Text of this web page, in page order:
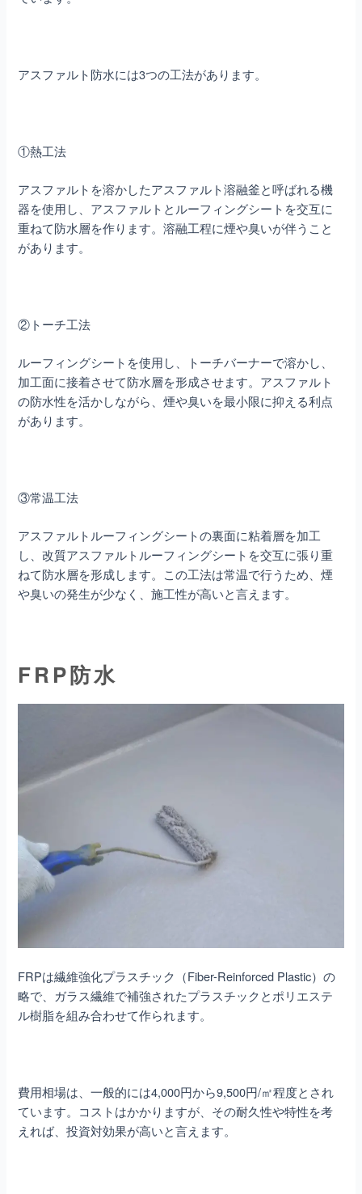
アスファルト防水には3つの工法があります。
①熱工法
アスファルトを溶かしたアスファルト溶融釜と呼ばれる機
器を使用し、アスファルトとルーフィングシートを交互に
重ねて防水層を作ります。溶融工程に煙や臭いが伴うこと
があります。
②トーチ工法
ルーフィングシートを使用し、トーチバーナーで溶かし、
加工面に接着させて防水層を形成させます。アスファルト
の防水性を活かしながら、煙や臭いを最小限に抑える利点
があります。
③常温工法
アスファルトルーフィングシートの裏面に粘着層を加工
し、改質アスファルトルーフィングシートを交互に張り重
ねて防水層を形成します。この工法は常温で行うため、煙
や臭いの発生が少なく、施工性が高いと言えます。
FRP防水
FRPは繊維強化プラスチック（Fiber-Reinforced Plastic）の
略で、ガラス繊維で補強されたプラスチックとポリエステ
ル樹脂を組み合わせて作られます。
費用相場は、一般的には4,000円から9,500円/㎡程度とされ
ています。コストはかかりますが、その耐久性や特性を考
えれば、投資対効果が高いと言えます。